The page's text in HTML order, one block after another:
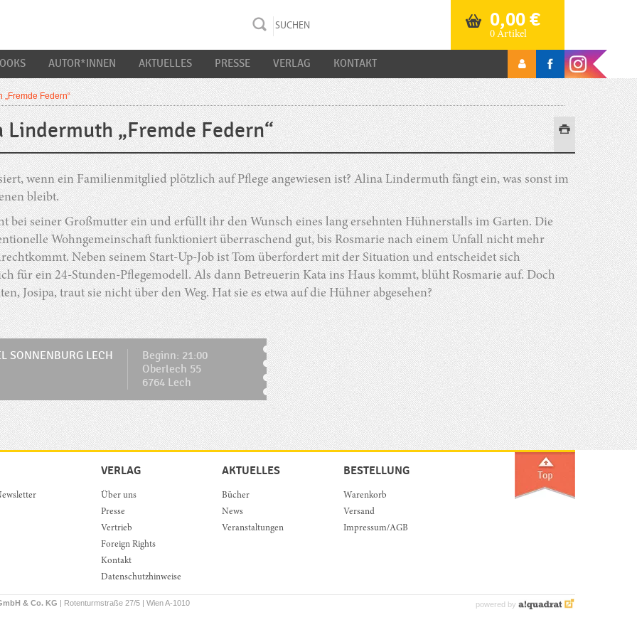
0,00€
0 Artikel
AUTOR*INNEN AKTUELLES PRESSE VERLAG KONTAKT
Federn“
Lindermuth „Fremde Federn“
wenn ein Familienmitglied plötzlich auf Pflege angewiesen ist? Alina Lindermuth fängt ein, was sonst im
bleibt.
bei seiner Großmutter ein und erfüllt ihr den Wunsch eines lang ersehnten Hühnerstalls im Garten. Die
Wohngemeinschaft funktioniert überraschend gut, bis Rosmarie nach einem Unfall nicht mehr
Neben seinem Start-Up-Job ist Tom überfordert mit der Situation und entscheidet sich
für ein 24-Stunden-Pflegemodell. Als dann Betreuerin Kata ins Haus kommt, blüht Rosmarie auf. Doch
Josipa, traut sie nicht über den Weg. Hat sie es etwa auf die Hühner abgesehen?
SONNENBURG LECH
Beginn: 21:00
Oberlech 55
6764 Lech
VERLAG
Über uns
Presse
Vertrieb
Foreign Rights
Kontakt
Datenschutzhinweise
AKTUELLES
Bücher
News
Veranstaltungen
BESTELLUNG
Warenkorb
Versand
Impressum/AGB
& Co. KG | Rotenturmstraße 27/5 | Wien A-1010 powered by